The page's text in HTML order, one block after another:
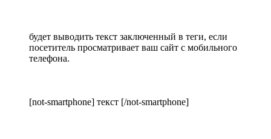
будет выводить текст заключенный в теги, если
посетитель просматривает ваш сайт с мобильного
телефона.
[not-smartphone] текст [/not-smartphone]